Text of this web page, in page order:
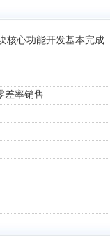
核心功能开发基本完成
差率销售